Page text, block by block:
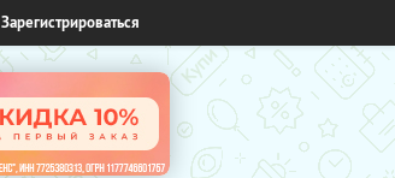
Зарегистрироваться